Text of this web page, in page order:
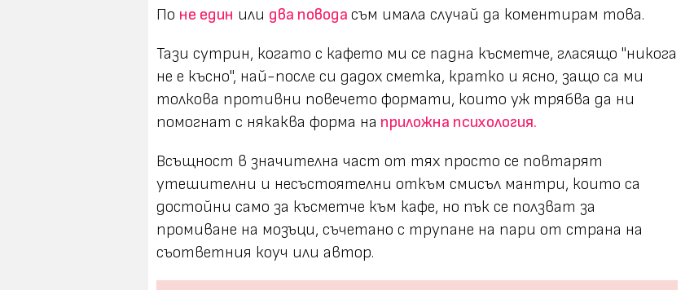
По не един или два повода съм имала случай да коментирам това.
Тази сутрин, когато с кафето ми се падна късметче, гласящо "никога
не е късно", най-после си дадох сметка, кратко и ясно, защо са ми
толкова противни повечето формати, които уж трябва да ни
помогнат с някаква форма на приложна психология.
Всъщност в значителна част от тях просто се повтарят
утешителни и несъстоятелни откъм смисъл мантри, които са
достойни само за късметче към кафе, но пък се ползват за
промиване на мозъци, съчетано с трупане на пари от страна на
съответния коуч или автор.